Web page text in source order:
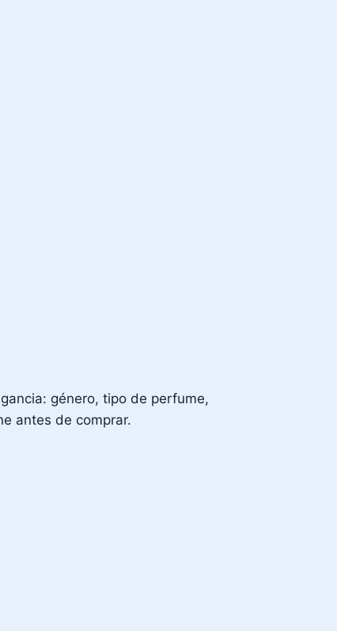
género, tipo de perfume,
antes de comprar.